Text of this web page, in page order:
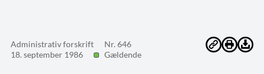
Administrativ forskrift
Nr. 646
18. september 1986
Gældende